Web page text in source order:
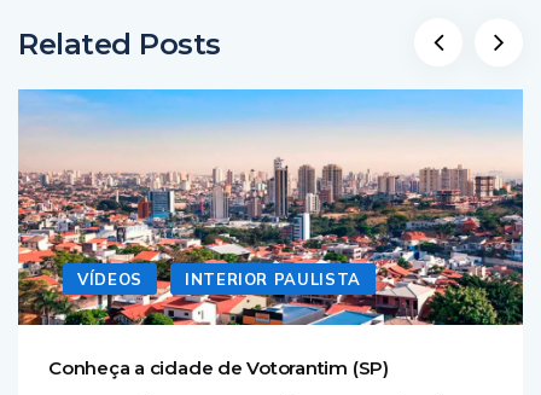
Related Posts
VÍDEOS INTERIOR PAULISTA
Conheça a cidade de Votorantim (SP)